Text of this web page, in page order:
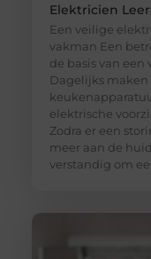
Elektricien
Een veilige
vakman Een
de basis van
Dagelijks
elektrische
Zodra er een
meer aan de
verstandig om